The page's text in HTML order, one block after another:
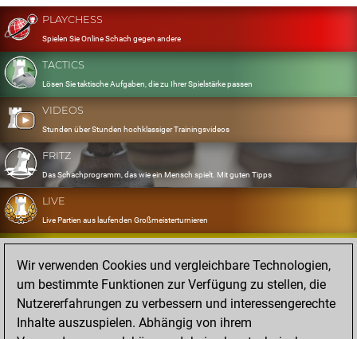
PLAYCHESS
Spielen Sie Online Schach gegen andere
TACTICS
Lösen Sie taktische Aufgaben, die zu Ihrer Spielstärke passen
VIDEOS
Stunden über Stunden hochklassiger Trainingsvideos
FRITZ
Das Schachprogramm, das wie ein Mensch spielt. Mit guten Tipps
LIVE
Live Partien aus laufenden Großmeisterturnieren
OPENINGS
Erfassen und Üben Sie Ihr Eröffnungsrepertoire
DATABASE
Acht Millionen starke Partien
Wir verwenden Cookies und vergleichbare Technologien,
um bestimmte Funktionen zur Verfügung zu stellen, die
Nutzererfahrungen zu verbessern und interessengerechte
Inhalte auszuspielen. Abhängig von ihrem